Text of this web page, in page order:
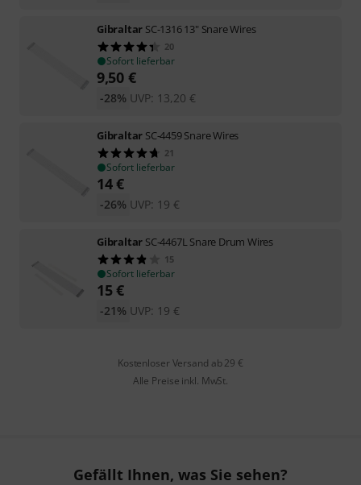
Gibraltar SC-1316 13" Snare Wires
20
Sofort lieferbar
9,50 €
UVP: 13,20 €
-28%
Gibraltar SC-4459 Snare Wires
21
Sofort lieferbar
14€
UVP: 19 €
-26%
Gibraltar SC-4467L Snare Drum Wires
15
Sofort lieferbar
15€
UVP: 19 €
-21%
Kostenloser Versand ab 29 €
Alle Preise inkl. MwSt.
Gefällt Ihnen, was Sie sehen?